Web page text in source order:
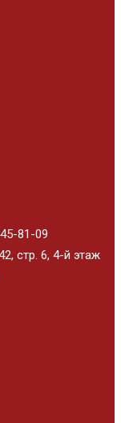
81-09
стр. 6, 4-й этаж